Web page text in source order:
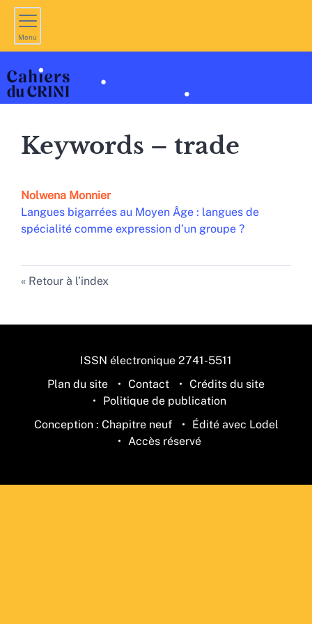
Menu
Keywords – trade
Nolwena Monnier
Langues bigarrées au Moyen Âge : langues de
spécialité comme expression d’un groupe ?
Retour à l’index
ISSN électronique 2741-5511
Plan du site
Contact
Crédits du site
Politique de publication
Conception : Chapitre neuf
Édité avec Lodel
Accès réservé